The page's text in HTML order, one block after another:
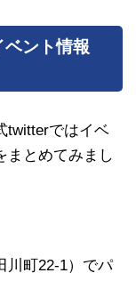
ベント情報
twitterではイベ
まとめてみまし
川町22-1）でパ